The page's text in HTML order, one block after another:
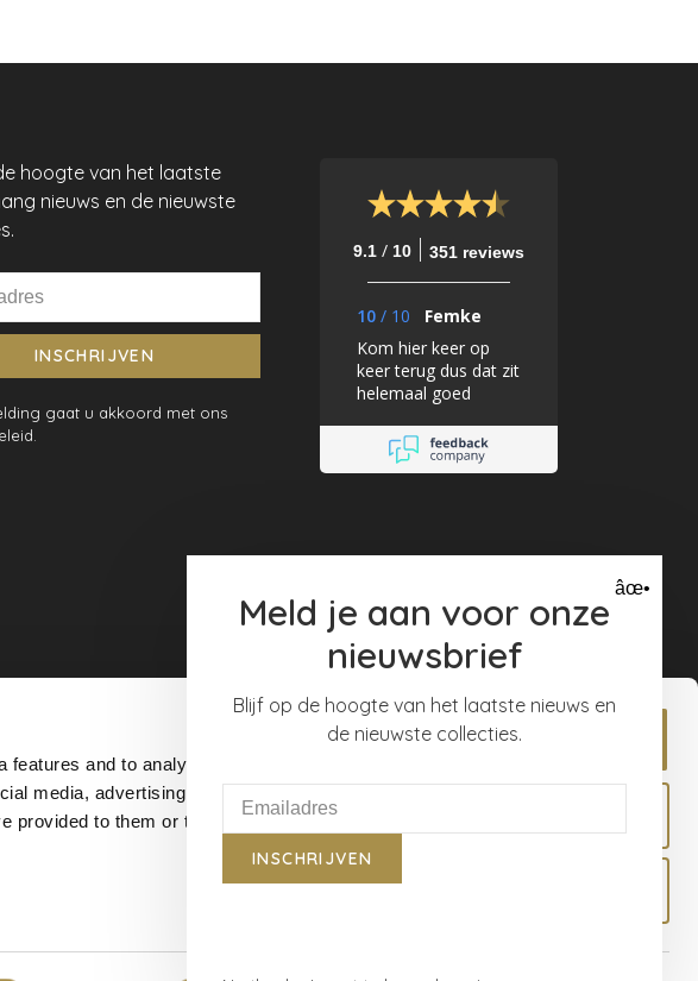
and to analyse our
media, advertising and
provided to them or that
Allow all
hoogte van het laatste
nieuws en de nieuwste
INSCHRIJVEN
gaat u akkoord met ons
9.1 / 10 351 reviews
10 / 10
Femke
Kom hier keer op
keer terug dus dat zit
helemaal goed
âœ•
Meld je aan voor onze
nieuwsbrief
Blijf op de hoogte van het laatste nieuws en
de nieuwste collecties.
INSCHRIJVEN